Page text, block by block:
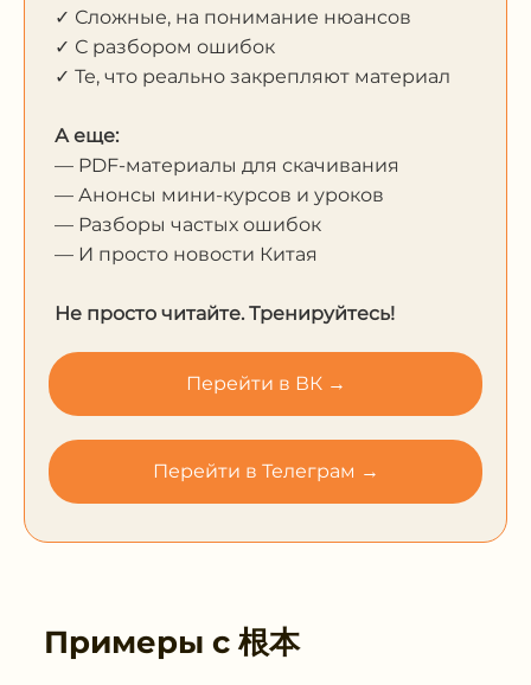
✓ Сложные, на понимание нюансов
✓ С разбором ошибок
✓ Те, что реально закрепляют материал
А еще:
— PDF-материалы для скачивания
— Анонсы мини-курсов и уроков
— Разборы частых ошибок
— И просто новости Китая
Не просто читайте. Тренируйтесь!
Перейти в ВК →
Перейти в Телеграм →
Примеры с 根本